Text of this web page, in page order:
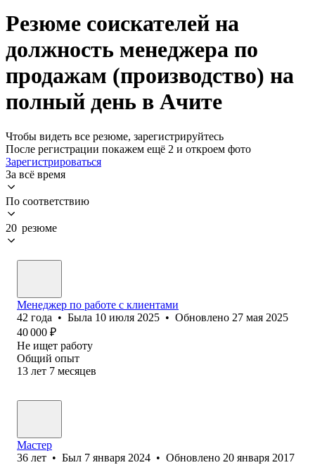
Резюме соискателей на
должность менеджера по
продажам (производство) на
полный день в Ачите
Чтобы видеть все резюме, зарегистрируйтесь
После регистрации покажем ещё 2 и откроем фото
Зарегистрироваться
За всё время
По соответствию
20 резюме
Менеджер по работе с клиентами
42 года • Была 10 июля 2025 • Обновлено 27 мая 2025
40 000 ₽
Не ищет работу
Общий опыт
13 лет 7 месяцев
Мастер
36 лет • Был 7 января 2024 • Обновлено 20 января 2017